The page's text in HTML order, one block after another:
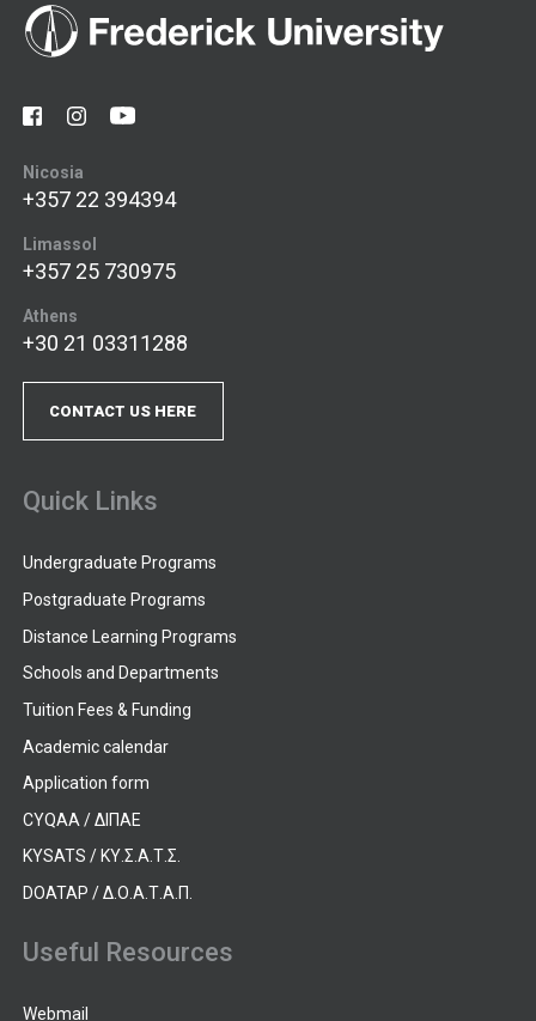
Nicosia
+357 22 394394
Limassol
+357 25 730975
Athens
+30 21 03311288
CONTACT US HERE
Quick Links
Undergraduate Programs
Postgraduate Programs
Distance Learning Programs
Schools and Departments
Tuition Fees & Funding
Academic calendar
Application form
CYQAA / ΔΙΠΑΕ
KYSATS / ΚΥ.Σ.Α.Τ.Σ.
DOATAP / Δ.Ο.Α.Τ.Α.Π.
Useful Resources
Webmail